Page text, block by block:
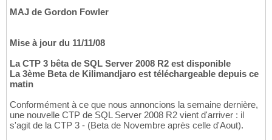
MAJ de Gordon Fowler
Mise à jour du 11/11/08
La CTP 3 bêta de SQL Server 2008 R2 est disponible
La 3ème Beta de Kilimandjaro est téléchargeable depuis ce
matin
Conformément à ce que nous annoncions la semaine dernière,
une nouvelle CTP de SQL Server 2008 R2 vient d'arriver : il
s'agit de la CTP 3 - (Beta de Novembre après celle d'Aout).